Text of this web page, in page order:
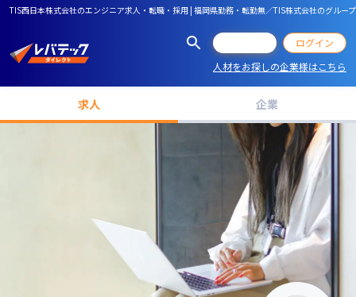
TIS西日本株式会社のエンジニア求人・転職・採用 | 福岡県勤務・転勤無／TIS株式会社のグル
ログイン
人材をお探しの企業様はこちら
求人 企業